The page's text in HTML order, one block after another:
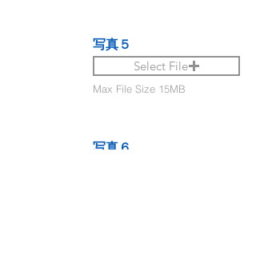
写真５
Select File
Max File Size 15MB
写真６